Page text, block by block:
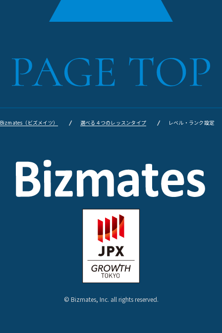
（ビズメイツ） 選べる４つのレッスンタイプ レベル・ランク設定
© Bizmates, Inc. all rights reserved.